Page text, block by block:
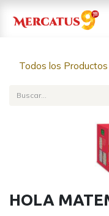
Todos los Productos
HOLA